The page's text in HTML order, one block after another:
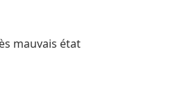
mauvais état